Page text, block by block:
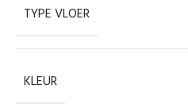
TYPE VLOER
KLEUR